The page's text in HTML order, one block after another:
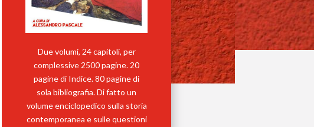
Due volumi, 24 capitoli, per
complessive 2500 pagine. 20
pagine di Indice. 80 pagine di
sola bibliografia. Di fatto un
volume enciclopedico sulla storia
contemporanea e sulle questioni